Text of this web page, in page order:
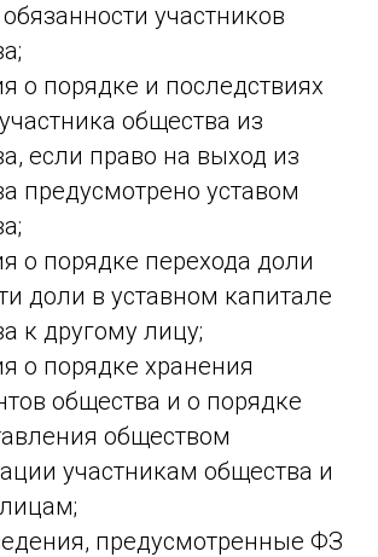
участников
о порядке и последствиях
общества из
если право на выход из
предусмотрено уставом
о порядке перехода доли
доли в уставном капитале
к другому лицу;
о порядке хранения
общества и о порядке
обществом
участникам общества и
предусмотренные ФЗ